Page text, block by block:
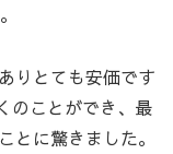
りとても安価です
のことができ、最
とに驚きました。